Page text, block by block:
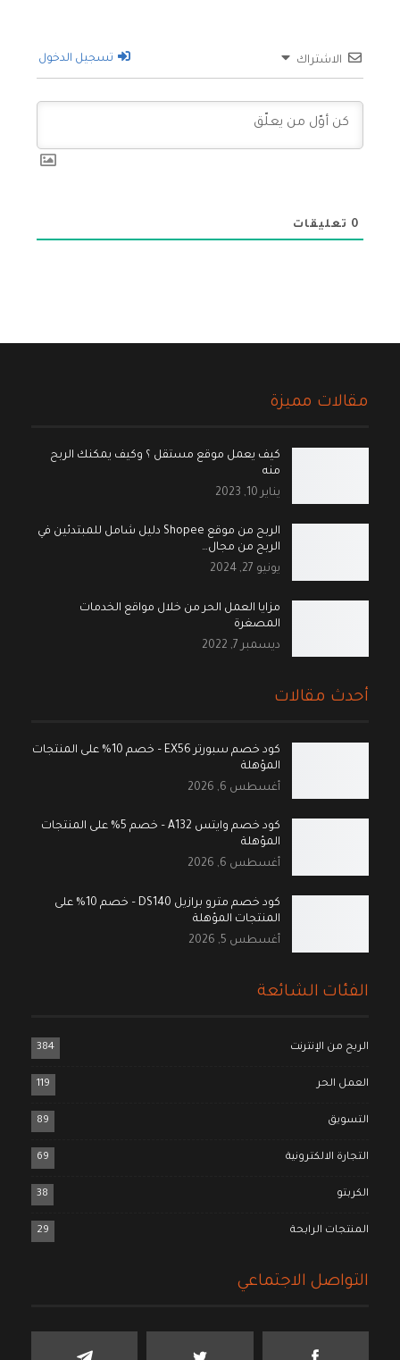
الاشتراك تسجيل الدخول
0 تعليقات
مقالات مميزة
كيف يعمل موقع مستقل ؟ وكيف يمكنك الربح
منه
يناير 10, 2023
الربح من موقع Shopee دليل شامل للمبتدئين في
الربح من مجال…
يونيو 27, 2024
مزايا العمل الحر من خلال مواقع الخدمات
المصغرة
ديسمبر 7, 2022
أحدث مقالات
كود خصم سبورتر EX56 – خصم 10% على المنتجات
المؤهلة
أغسطس 6, 2026
كود خصم وايتس A132 – خصم 5% على المنتجات
المؤهلة
أغسطس 6, 2026
كود خصم مترو برازيل DS140 – خصم 10% على
المنتجات المؤهلة
أغسطس 5, 2026
الفئات الشائعة
الربح من الإنترنت 384
العمل الحر 119
التسويق 89
التجارة الالكترونية 69
الكربتو 38
المنتجات الرابحة 29
التواصل الاجتماعي